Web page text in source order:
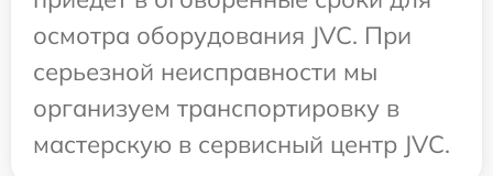
осмотра оборудования JVC. При
серьезной неисправности мы
организуем транспортировку в
мастерскую в сервисный центр JVC.